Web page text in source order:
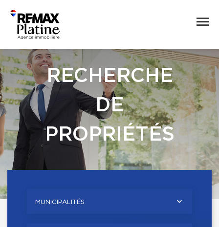
RECHERCHE
DE
PROPRIÉTÉS
MUNICIPALITÉS